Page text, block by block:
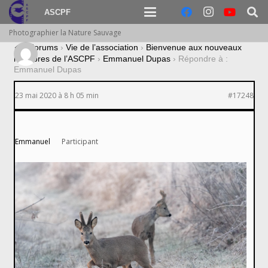
ASCPF
Photographier la Nature Sauvage
› Forums › Vie de l’association › Bienvenue aux nouveaux
membres de l’ASCPF › Emmanuel Dupas › Répondre à :
Emmanuel Dupas
23 mai 2020 à 8 h 05 min #17248
Emmanuel Participant